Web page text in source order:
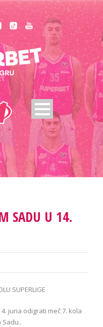
SADU U 14.
SUPERLIGE
juna odigrati meč 7. kola